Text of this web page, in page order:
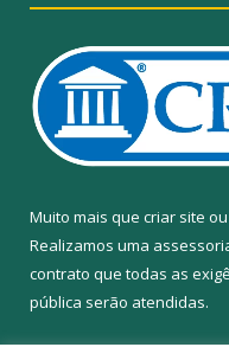
Muito mais que criar site ou
Realizamos uma
contrato que todas as
pública serão atendidas.